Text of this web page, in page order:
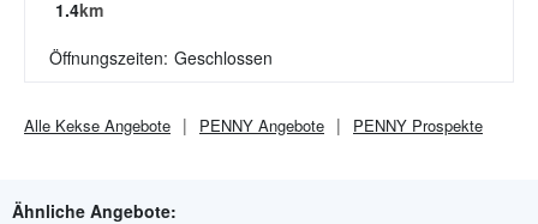
1.4km
Öffnungszeiten: Geschlossen
Alle Kekse Angebote PENNY Angebote PENNY Prospekte
Ähnliche Angebote: